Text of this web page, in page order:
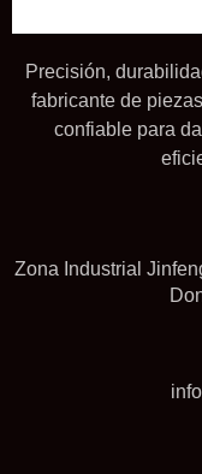
Precisión,
fabricante de
confiable para
Zona Industrial